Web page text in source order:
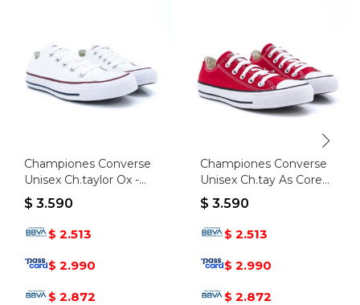
Championes Converse
Unisex Ch.taylor Ox -
Blanco
$ 3.590
$ 2.513
$ 2.990
$ 2.872
Championes Converse
Unisex Ch.tay As Core
Ox - Rojo-negro
$ 3.590
$ 2.513
$ 2.990
$ 2.872